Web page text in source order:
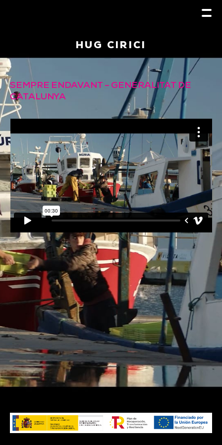
HUG CIRICI
SEMPRE ENDAVANT – GENERALITAT DE
CATALUNYA